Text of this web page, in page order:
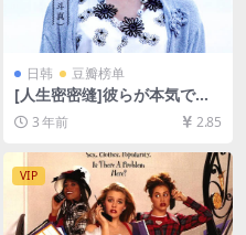
日韩 豆瓣榜单
[人生密密缝]彼らが本気で編
むときは、 (2017)[百度网盘
+夸克网盘1080P超清未删减
资源][网盘在线播放/下载][MP
4/8.1GB][中文字幕]
3 年前 2.85
VIP